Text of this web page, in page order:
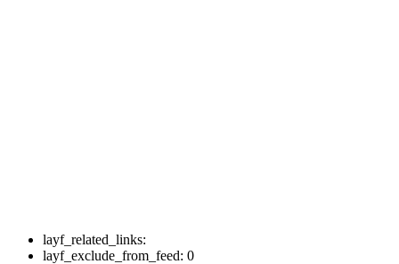
layf_related_links:
layf_exclude_from_feed: 0